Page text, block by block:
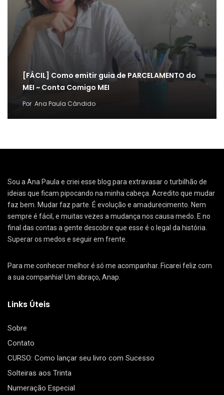
[FÁCIL] Como emitir guia de PARCELAMENTO do
MEI ~ Conta Comigo MEI
Por Ana Paula Cândido
Sou a Ana Paula e criei esse blog para extravasar o turbilhão de
ideias que ficam pipocando na minha cabeça. Acredito que mudar
faz bem. Mudar faz parte. É evolução e amadurecimento. Nem
sempre é fácil, e muitas vezes a mudança nos causa medo. E no
final das contas a gente descobre que esse é o legal da história.
Superar os medos e seguir em frente.
Para me conhecer melhor é só me acompanhar. Ficarei feliz com
a sua companhia! Um abraço, Anap.
Links Úteis
Sobre
Contato
CURSO: Como lançar seu livro com Sucesso
Solteiras aos Trinta
Numeração Especial